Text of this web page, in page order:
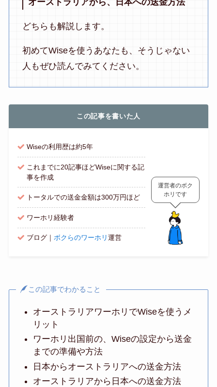
どちらも解説します。
初めてWiseを使うあなたも、そうじゃない
人もぜひ読んでみてください。
この記事を書いた人
Wiseの利用歴は約5年
これまでに20記事ほどWiseに関する記
事を作成
トータルでの送金金額は300万円ほど
ワーホリ経験者
ブログ｜ボクらのワーホリ運営
運営者のボク
ホリです
この記事でわかること
オーストラリアワーホリでWiseを使うメ
リット
ワーホリ出国前の、Wiseの設定から送金
までの準備や方法
日本からオーストラリアへの送金方法
オーストラリアから日本への送金方法